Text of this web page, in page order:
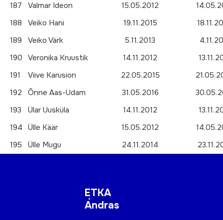
187
Valmar Ideon 15.05.2012
188
Veiko Hani 19.11.2015
189
Veiko Värk 5.11.2013
190 Veronika Kruustik 14.11.2012
191
Viive Karusion 22.05.2015
192
Õnne Aas-Udam 31.05.2016
193
Ülar Uusküla 14.11.2012
194 Ülle Käär 15.05.2012
195
Ülle Mugu 24.11.2014
ETKA
Andras